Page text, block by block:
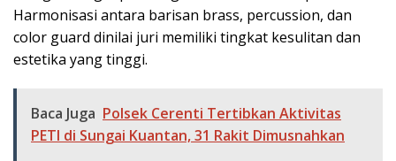
Harmonisasi antara barisan brass, percussion, dan
color guard dinilai juri memiliki tingkat kesulitan dan
estetika yang tinggi.
Baca Juga Polsek Cerenti Tertibkan Aktivitas
PETI di Sungai Kuantan, 31 Rakit Dimusnahkan